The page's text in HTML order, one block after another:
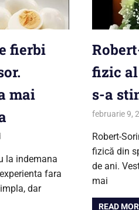
fierbi
mai
la indemana
fara
dar
fizic al
s-a
februarie 9,
Robert-
fizică din
de ani.
mai
READ